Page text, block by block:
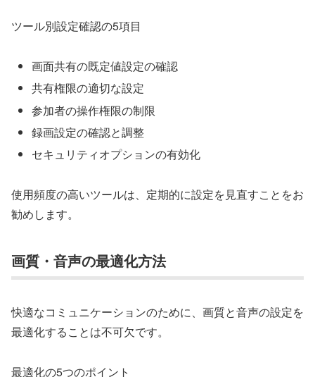
ツール別設定確認の5項目
画面共有の既定値設定の確認
共有権限の適切な設定
参加者の操作権限の制限
録画設定の確認と調整
セキュリティオプションの有効化
使用頻度の高いツールは、定期的に設定を見直すことをお
勧めします。
画質・音声の最適化方法
快適なコミュニケーションのために、画質と音声の設定を
最適化することは不可欠です。
最適化の5つのポイント